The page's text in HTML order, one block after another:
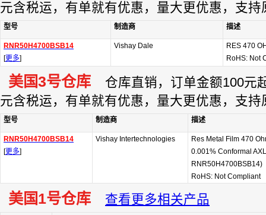
元含税运，有单就有优惠，量大更优惠，支持
型号 制造商 描述
RNR50H4700BSB14
[更多]
Vishay Dale
RES 470
RoHS: Not
美国3号仓库 仓库直销，订单金额100元
元含税运，有单就有优惠，量大更优惠，支持
型号 制造商 描述
RNR50H4700BSB14
[更多]
Vishay Intertechnologies
Res Metal Film 470
0.001% Conformal
RNR50H4700BSB14)
RoHS: Not Compliant
美国1号仓库 查看更多相关产品